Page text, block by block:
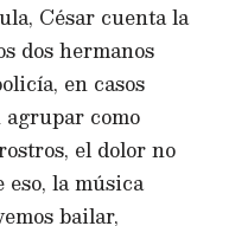
César cuenta la
dos hermanos
en casos
agrupar como
el dolor no
eso, la música
bailar,